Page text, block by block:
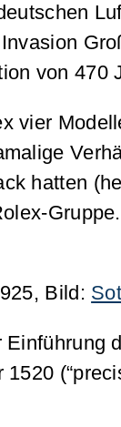
von 470
vier
hatten
Gruppe.
Bild: